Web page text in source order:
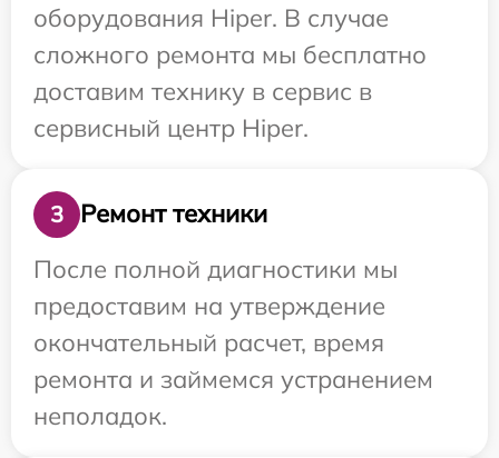
оборудования Hiper. В случае
сложного ремонта мы бесплатно
доставим технику в сервис в
сервисный центр Hiper.
3
Ремонт техники
После полной диагностики мы
предоставим на утверждение
окончательный расчет, время
ремонта и займемся устранением
неполадок.